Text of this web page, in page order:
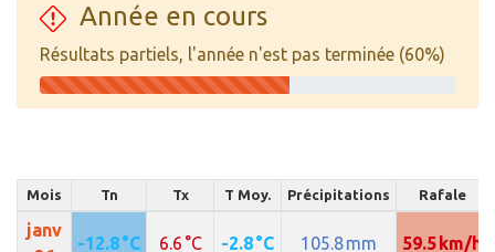
Année en cours
Résultats partiels, l'année n'est pas terminée (60%)
Mois Tn Tx T Moy. Précipitations Rafale
janv
-12.8 °C 6.6 °C -2.8 °C 105.8 mm 59.5 km/h